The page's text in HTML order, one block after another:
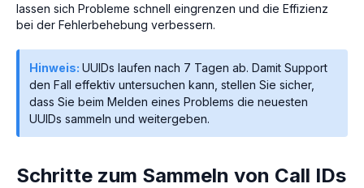
lassen sich Probleme schnell eingrenzen und die Effizienz
bei der Fehlerbehebung verbessern.
Hinweis: UUIDs laufen nach 7 Tagen ab. Damit Support
den Fall effektiv untersuchen kann, stellen Sie sicher,
dass Sie beim Melden eines Problems die neuesten
UUIDs sammeln und weitergeben.
Schritte zum Sammeln von Call IDs